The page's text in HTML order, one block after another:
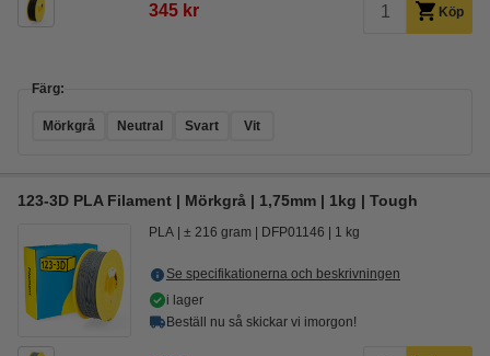
345 kr Köp
Färg:
Mörkgrå Neutral Svart Vit
123-3D PLA Filament | Mörkgrå | 1,75mm | 1kg | Tough
PLA ± 216 gram DFP01146 1 kg
Se specifikationerna och beskrivningen
i lager
Beställ nu så skickar vi imorgon!